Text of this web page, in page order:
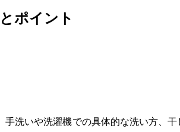
ポイント
洗いや洗濯機での具体的な洗い方、